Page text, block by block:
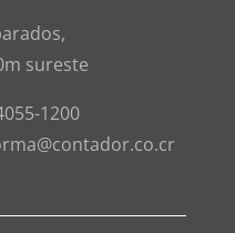
sureste
1200